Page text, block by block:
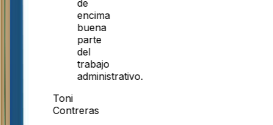
de
encima
buena
parte
del
trabajo
administrativo.
Toni
Contreras